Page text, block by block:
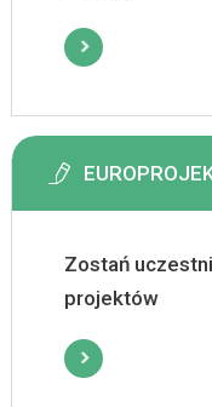
Zostań
projektów